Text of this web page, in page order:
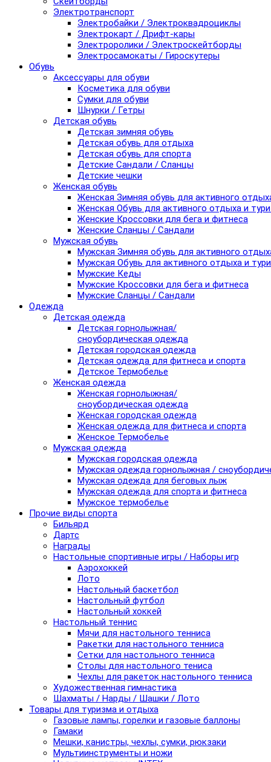
Электротранспорт
Электробайки / Электроквадроциклы
Электрокарт / Дрифт-кары
Электроролики / Электроскейтборды
Электросамокаты / Гироскутеры
Обувь
Аксессуары для обуви
Косметика для обуви
Сумки для обуви
Шнурки / Гетры
Детская обувь
Детская зимняя обувь
Детская обувь для отдыха
Детская обувь для спорта
Детские Сандали / Сланцы
Детские чешки
Женская обувь
Женская Зимняя обувь для активного
Женская Обувь для активного отдыха и
Женские Кроссовки для бега и фитнеса
Женские Сланцы / Сандали
Мужская обувь
Мужская Зимняя обувь для активного
Мужская Обувь для активного отдыха и
Мужские Кеды
Мужские Кроссовки для бега и фитнеса
Мужские Сланцы / Сандали
Одежда
Детская одежда
Детская горнолыжная/
сноубордическая одежда
Детская городская одежда
Детская одежда для фитнеса и спорта
Детское Термобелье
Женская одежда
Женская горнолыжная/
сноубордическая одежда
Женская городская одежда
Женская одежда для фитнеса и спорта
Женское Термобелье
Мужская одежда
Мужская городская одежда
Мужская одежда горнолыжная /
Мужская одежда для беговых лыж
Мужская одежда для спорта и фитнеса
Мужское термобелье
Прочие виды спорта
Бильярд
Дартс
Награды
Настольные спортивные игры / Наборы игр
Аэрохоккей
Лото
Настольный баскетбол
Настольный футбол
Настольный хоккей
Настольный теннис
Мячи для настольного тенниса
Ракетки для настольного тенниса
Сетки для настольного тенниса
Столы для настольного тениса
Чехлы для ракеток настольного тенниса
Художественная гимнастика
Шахматы / Нарды / Шашки / Лото
Товары для туризма и отдыха
Газовые лампы, горелки и газовые баллоны
Гамаки
Мешки, канистры, чехлы, сумки, рюкзаки
Мультиинструменты и ножи